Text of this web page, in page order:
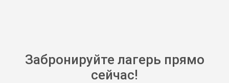
Забронируйте лагерь прямо
сейчас!